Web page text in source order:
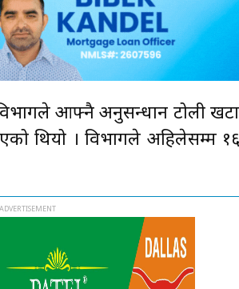
आफ्नै अनुसन्धान टोली
थियो । विभागले अहिलेसम्म